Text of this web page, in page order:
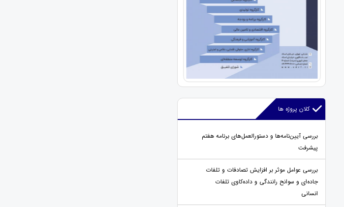
کلان پروژه ها
بررسی آیین‌نامه‌ها و دستورالعمل‌های برنامه هفتم
پیشرفت
بررسی عوامل موثر بر افزایش تصادفات و تلفات
جاده‌ای و سوانح رانندگی و داده‌کاوی تلفات
انسانی